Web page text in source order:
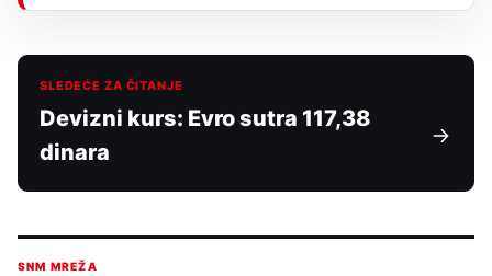
SLEDEĆE ZA ČITANJE
Devizni kurs: Evro sutra 117,38
dinara
SNM MREŽA